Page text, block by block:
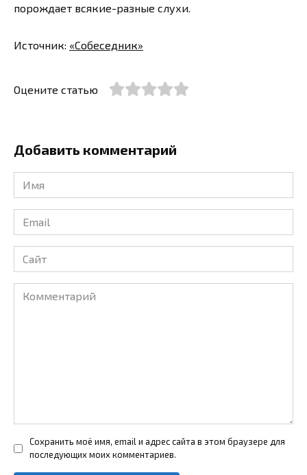
порождает всякие-разные слухи.
Источник: «Собеседник»
Оцените статью
Добавить комментарий
Имя
*
Email
*
Сайт
Комментарий
Сохранить моё имя, email и адрес сайта в этом браузере для
последующих моих комментариев.